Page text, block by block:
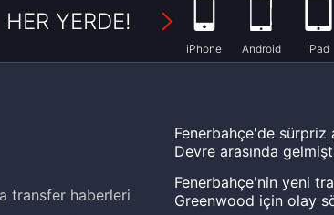
HER YERDE!
iPhone Android iPad
transfer haberleri
Fenerbahçe'de sürpriz
Devre arasında
Fenerbahçe'nin yeni
Greenwood için olay